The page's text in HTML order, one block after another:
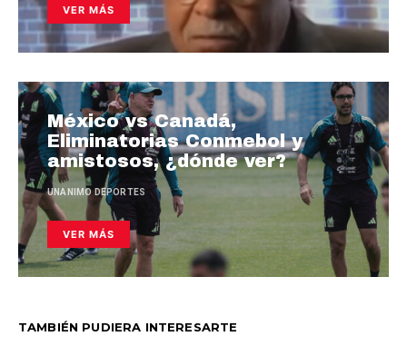
VER MÁS
México vs Canadá,
Eliminatorias Conmebol y
amistosos, ¿dónde ver?
UNANIMO DEPORTES
VER MÁS
TAMBIÉN PUDIERA INTERESARTE